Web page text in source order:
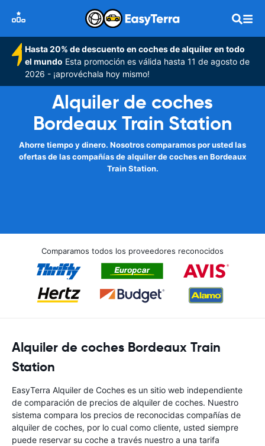
Hasta 20% de descuento en coches de alquiler en todo
el mundo Esta promoción es válida hasta 11 de agosto de
2026 - ¡aprovéchala hoy mismo!
Alquiler de coches
Bordeaux Train Station
Ahorre tiempo y dinero. Nosotros comparamos por usted las
ofertas de las compañías de alquiler de coches en Bordeaux
Train Station.
Comparamos todos los proveedores reconocidos
Alquiler de coches Bordeaux Train
Station
EasyTerra Alquiler de Coches es un sitio web independiente
de comparación de precios de alquiler de coches. Nuestro
sistema compara los precios de reconocidas compañías de
alquiler de coches, por lo cual como cliente, usted siempre
puede reservar su coche a través nuestro a una tarifa